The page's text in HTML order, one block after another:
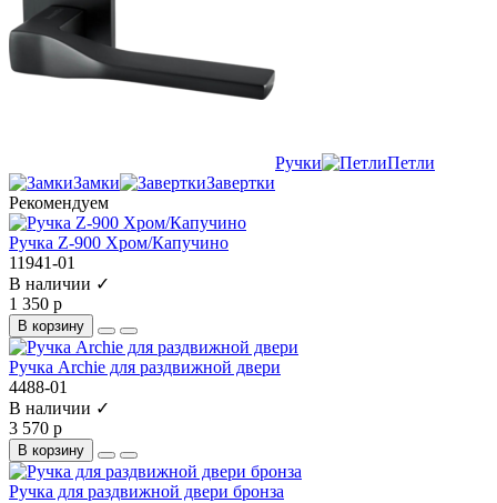
Ручки
Петли
Замки
Завертки
Рекомендуем
Ручка Z-900 Хром/Капучино
11941-01
В наличии ✓
1 350 р
В корзину
Ручка Archie для раздвижной двери
4488-01
В наличии ✓
3 570 р
В корзину
Ручка для раздвижной двери бронза